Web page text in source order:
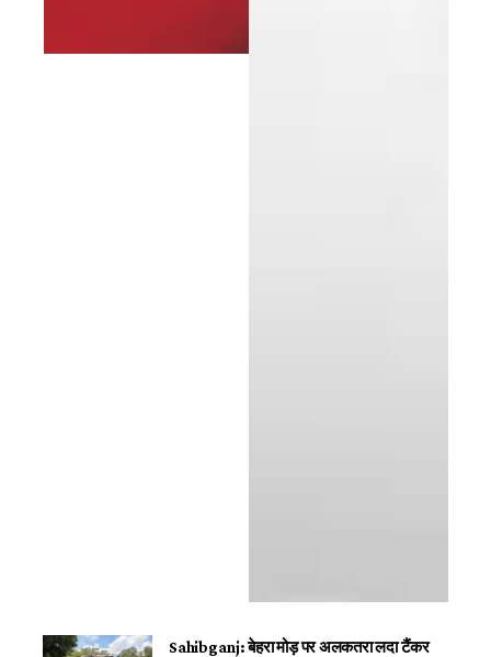
Sahibganj: बेहरा मोड़ पर अलकतरा लदा टैंकर